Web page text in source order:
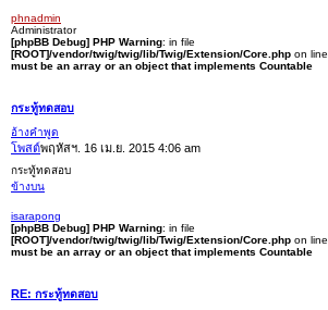
phnadmin
Administrator
[phpBB Debug] PHP Warning: in file
[ROOT]/vendor/twig/twig/lib/Twig/Extension/Core.php on line
must be an array or an object that implements Countable
กระทู้ทดสอบ
อ้างคำพูด
โพสต์พฤหัสฯ. 16 เม.ย. 2015 4:06 am
กระทู้ทดสอบ
ข้างบน
isarapong
[phpBB Debug] PHP Warning: in file
[ROOT]/vendor/twig/twig/lib/Twig/Extension/Core.php on line
must be an array or an object that implements Countable
RE: กระทู้ทดสอบ